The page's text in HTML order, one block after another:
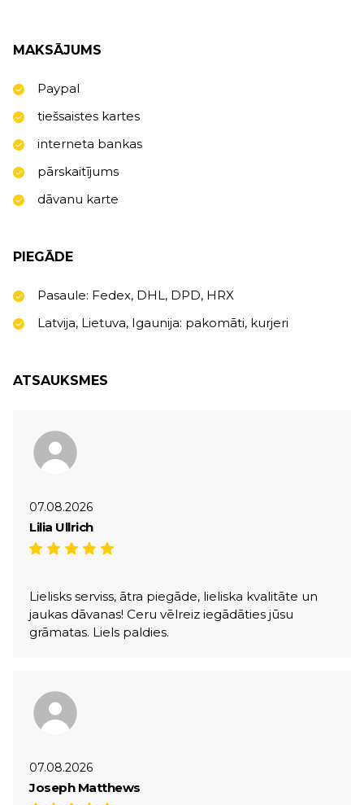
MAKSĀJUMS
Paypal
tiešsaistes kartes
interneta bankas
pārskaitījums
dāvanu karte
PIEGĀDE
Pasaule: Fedex, DHL, DPD, HRX
Latvija, Lietuva, Igaunija: pakomāti, kurjeri
ATSAUKSMES
07.08.2026
Lilia Ullrich
Lielisks serviss, ātra piegāde, lieliska kvalitāte un
jaukas dāvanas! Ceru vēlreiz iegādāties jūsu
grāmatas. Liels paldies.
07.08.2026
Joseph Matthews